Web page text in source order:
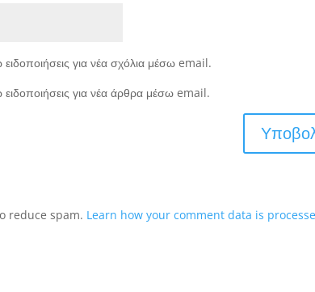
για νέα σχόλια μέσω email.
για νέα άρθρα μέσω email.
reduce spam. Learn how your comment data is